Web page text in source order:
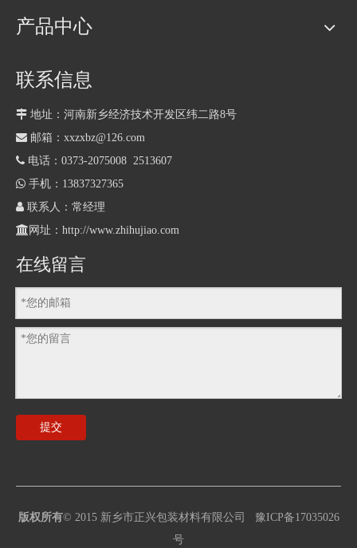
产品中心
联系信息
 地址：河南新乡经济技术开发区纬二路8号
 邮箱：xxzxbz@126.com
 电话：0373-2075008 2513607
 手机：13837327365
 联系人：常经理
 网址： http://www.zhihujiao.com
在线留言
提交
版权所有© 2015 新乡市正兴包装材料有限公司
豫ICP备17035026
号